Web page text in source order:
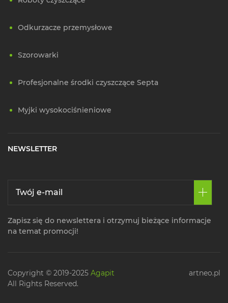
Odkurzacze przemysłowe
Szorowarki
Profesjonalne środki czyszczące Septa
Myjki wysokociśnieniowe
NEWSLETTER
Zapisz się do newslettera i otrzymuj bieżące informacje
na temat promocji!
Copyright © 2019-2025 Agapit
All Rights Reserved.
artneo.pl